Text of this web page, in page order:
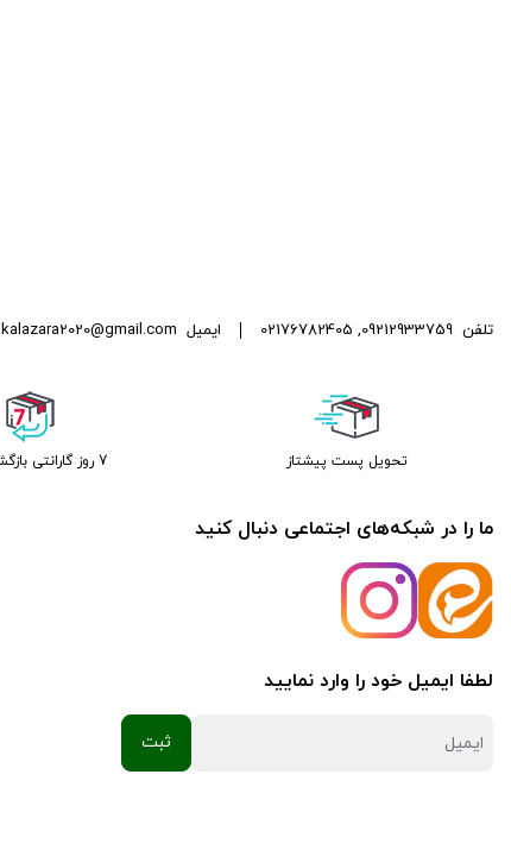
تلفن 09212933759
,
02176782405 ایمیل kalazara2020@gmail.com
تحویل پست پیشتاز 7 روز گارانتی بازگشت وجه
ما را در شبکه‌های اجتماعی دنبال کنید
لطفا ایمیل خود را وارد نمایید